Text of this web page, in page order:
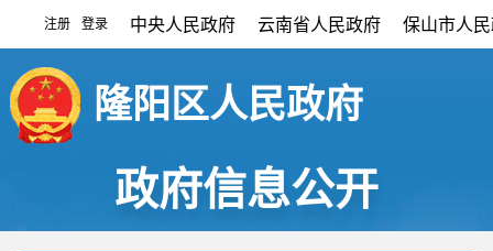
注册 登录 中央人民政府 云南省人民政府 保山市人
隆阳区人民政府
政府信息公开